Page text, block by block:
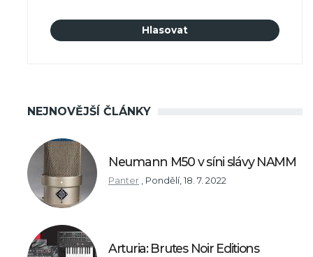
NEJNOVĚJŠÍ ČLÁNKY
Neumann M50 v síni slávy NAMM
Panter , Pondělí, 18. 7. 2022
Arturia: Brutes Noir Editions